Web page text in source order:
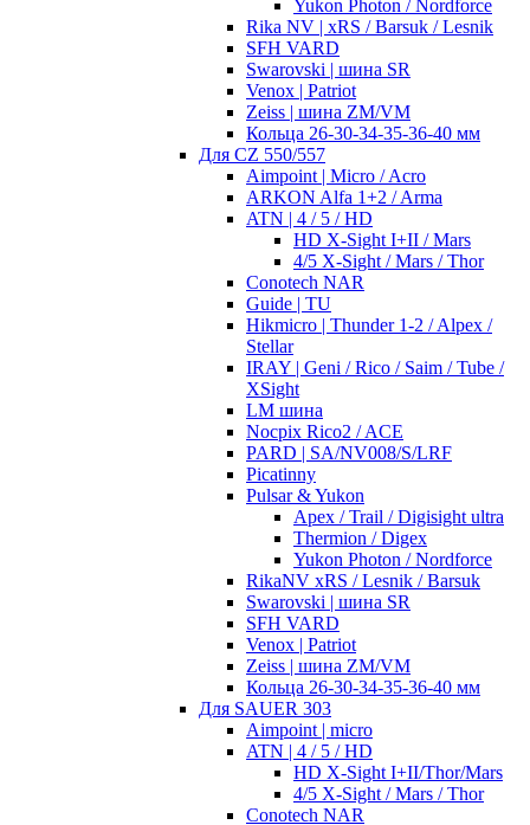
Yukon Photon / Nordforce
Rika NV | xRS / Barsuk / Lesnik
SFH VARD
Swarovski | шина SR
Venox | Patriot
Zeiss | шина ZM/VM
Кольца 26-30-34-35-36-40 мм
Для CZ 550/557
Aimpoint | Micro / Acro
ARKON Alfa 1+2 / Arma
ATN | 4 / 5 / HD
HD X-Sight I+II / Mars
4/5 X-Sight / Mars / Thor
Conotech NAR
Guide | TU
Hikmicro | Thunder 1-2 / Alpex /
Stellar
IRAY | Geni / Rico / Saim / Tube /
XSight
LM шина
Nocpix Rico2 / ACE
PARD | SA/NV008/S/LRF
Picatinny
Pulsar & Yukon
Apex / Trail / Digisight ultra
Thermion / Digex
Yukon Photon / Nordforce
RikaNV xRS / Lesnik / Barsuk
Swarovski | шина SR
SFH VARD
Venox | Patriot
Zeiss | шина ZM/VM
Кольца 26-30-34-35-36-40 мм
Для SAUER 303
Aimpoint | micro
ATN | 4 / 5 / HD
HD X-Sight I+II/Thor/Mars
4/5 X-Sight / Mars / Thor
Conotech NAR